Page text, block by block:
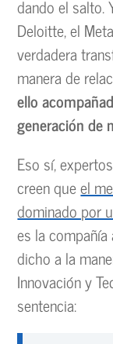
dando el salto.
Deloitte, el
verdadera
manera de
ello
generación de
Eso sí,
creen queel
dominado por
es la
dicho a la
Innovación y
sentencia: